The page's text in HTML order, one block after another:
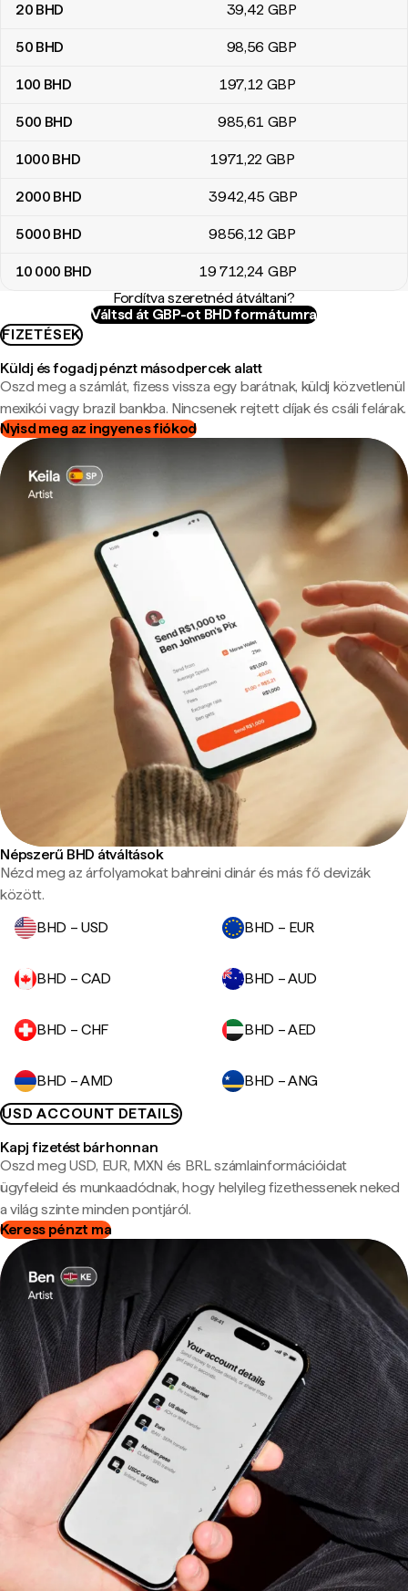
20 BHD 39,42 GBP
50 BHD 98,56 GBP
100 BHD 197,12 GBP
500 BHD 985,61 GBP
1000 BHD 1971,22 GBP
2000 BHD 3942,45 GBP
5000 BHD 9856,12 GBP
10 000 BHD 19 712,24 GBP
Fordítva szeretnéd átváltani?
Váltsd át GBP-ot BHD formátumra
FIZETÉSEK
Küldj és fogadj pénzt másodpercek alatt
Oszd meg a számlát, fizess vissza egy barátnak, küldj közvetlenül
mexikói vagy brazil bankba. Nincsenek rejtett díjak és csáli felárak.
Nyisd meg az ingyenes fiókod
Népszerű BHD átváltások
Nézd meg az árfolyamokat bahreini dinár és más fő devizák
között.
BHD – USD
BHD – EUR
BHD – CAD BHD – AUD
BHD – CHF BHD – AED
BHD – AMD
BHD – ANG
USD ACCOUNT DETAILS
Kapj fizetést bárhonnan
Oszd meg USD, EUR, MXN és BRL számlainformációidat
ügyfeleid és munkaadódnak, hogy helyileg fizethessenek neked
a világ szinte minden pontjáról.
Keress pénzt ma